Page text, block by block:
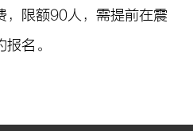
，限额90人，需提前在震
名。